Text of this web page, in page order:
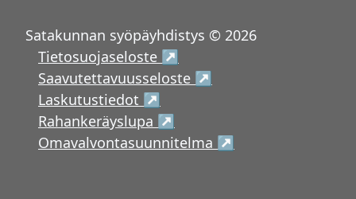
Satakunnan syöpäyhdistys © 2026
Tietosuojaseloste ↗
Saavutettavuusseloste ↗
Laskutustiedot ↗
Rahankeräyslupa ↗
Omavalvontasuunnitelma ↗